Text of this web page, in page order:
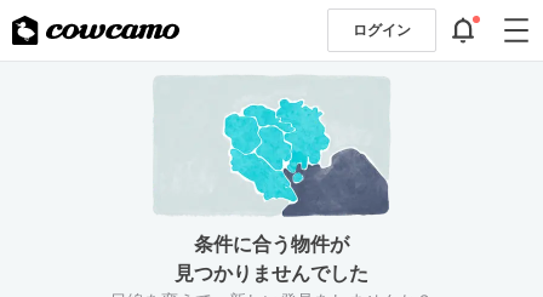
ログイン
条件に合う物件が
見つかりませんでした